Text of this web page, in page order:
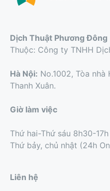
Dịch Thuật Phương Đông
Thuộc: Công ty TNHH
Hà Nội: No.1002, Tòa nhà
Thanh Xuân.
Giờ làm việc
Thứ hai-Thứ sáu 8h30-17h
Thứ bảy, chủ nhật (24h
Liên hệ